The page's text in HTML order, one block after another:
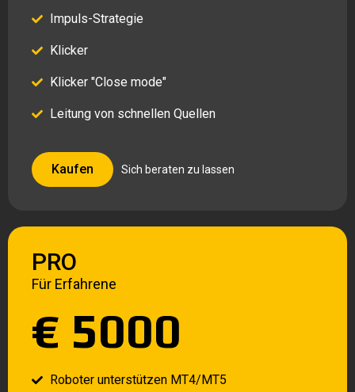
Impuls-Strategie
Klicker
Klicker "Close mode"
Leitung von schnellen Quellen
Lebenslanges Update
Kaufen Sich beraten zu lassen
PRO
Für Erfahrene
€ 5000
Roboter unterstützen MT4/MT5